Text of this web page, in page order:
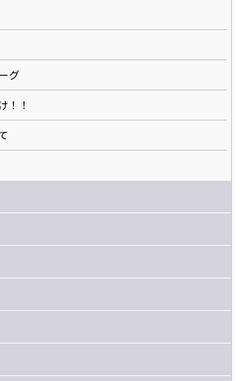
グ
！！